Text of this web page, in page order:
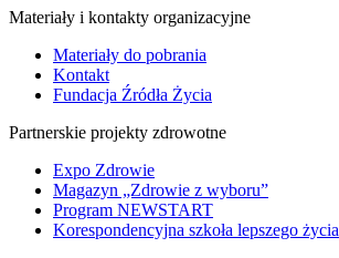
Materiały i kontakty organizacyjne
Materiały do pobrania
Kontakt
Fundacja Źródła Życia
Partnerskie projekty zdrowotne
Expo Zdrowie
Magazyn „Zdrowie z wyboru”
Program NEWSTART
Korespondencyjna szkoła lepszego życia